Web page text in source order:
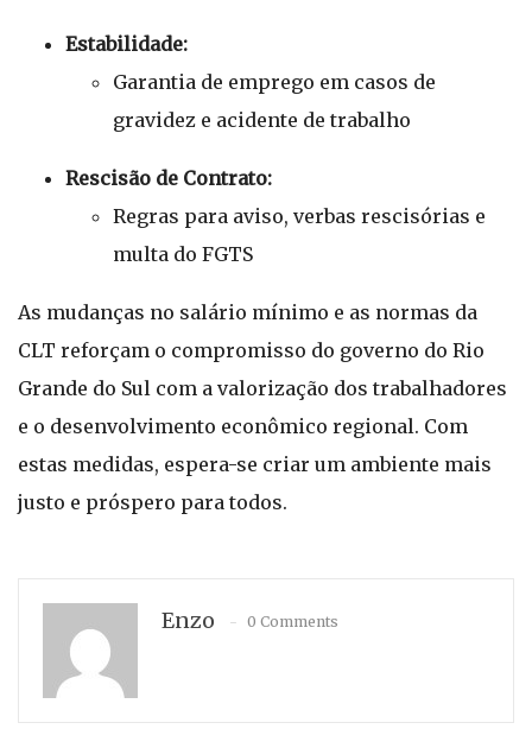
Estabilidade:
Garantia de emprego em casos de
gravidez e acidente de trabalho
Rescisão de Contrato:
Regras para aviso, verbas rescisórias e
multa do FGTS
As mudanças no salário mínimo e as normas da
CLT reforçam o compromisso do governo do Rio
Grande do Sul com a valorização dos trabalhadores
e o desenvolvimento econômico regional. Com
estas medidas, espera-se criar um ambiente mais
justo e próspero para todos.
Enzo 0 Comments